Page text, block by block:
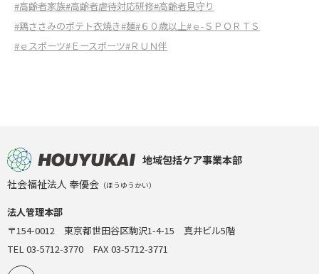
#高齢者家族#高齢者虐待対応研修#高齢者見守り
#鶏ささみのポテト衣焼き#麺#６０歳以上#ｅ-ＳＰＯＲＴＳ
#ｅスポーツ#Ｅースポーツ#ＲＵＮ伴
地域包括ケア事業本部
社会福祉法人 奉優会 （ほうゆうかい）
法人管理本部
〒154-0012 東京都世田谷区駒沢1-4-15 真井ビル5階
TEL 03-5712-3770 FAX 03-5712-3771